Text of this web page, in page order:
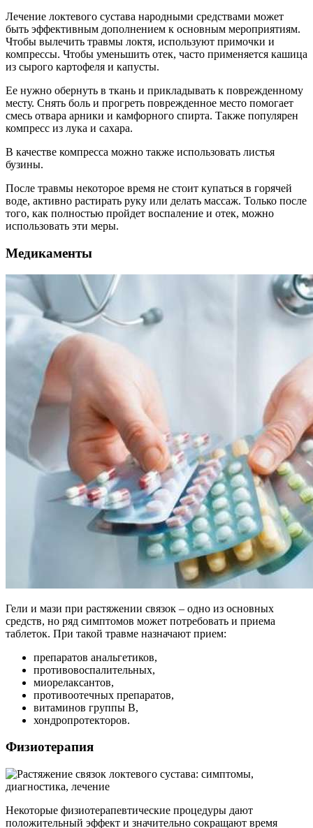
Лечение локтевого сустава народными средствами может
быть эффективным дополнением к основным мероприятиям.
Чтобы вылечить травмы локтя, используют примочки и
компрессы. Чтобы уменьшить отек, часто применяется кашица
из сырого картофеля и капусты.
Ее нужно обернуть в ткань и прикладывать к поврежденному
месту. Снять боль и прогреть поврежденное место помогает
смесь отвара арники и камфорного спирта. Также популярен
компресс из лука и сахара.
В качестве компресса можно также использовать листья
бузины.
После травмы некоторое время не стоит купаться в горячей
воде, активно растирать руку или делать массаж. Только после
того, как полностью пройдет воспаление и отек, можно
использовать эти меры.
Медикаменты
Гели и мази при растяжении связок – одно из основных
средств, но ряд симптомов может потребовать и приема
таблеток. При такой травме назначают прием:
препаратов анальгетиков,
противовоспалительных,
миорелаксантов,
противоотечных препаратов,
витаминов группы В,
хондропротекторов.
Физиотерапия
Некоторые физиотерапевтические процедуры дают
положительный эффект и значительно сокращают время